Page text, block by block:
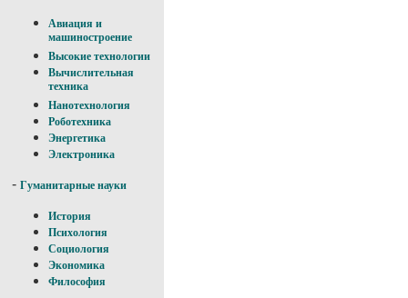
Авиация и
машиностроение
Высокие технологии
Вычислительная
техника
Нанотехнология
Роботехника
Энергетика
Электроника
- Гуманитарные науки
История
Психология
Социология
Экономика
Философия